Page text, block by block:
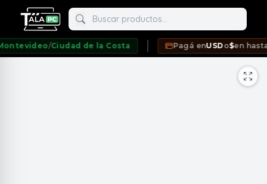
Buscar productos
/Ciudad de la Costa Pagá enUSDo$en hasta12